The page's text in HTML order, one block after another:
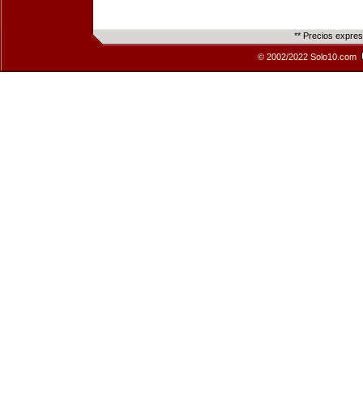
** Precios
© 2002/2022 Solo10.com